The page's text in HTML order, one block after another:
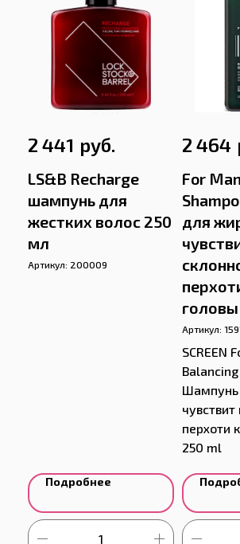
2 441 руб.
LS&B Recharge
шампунь для
жестких волос 250
мл
Артикул: 200009
Подробнее
2 464
For
для
Артикул:
SCREEN
Шампунь
перхоти
250 ml